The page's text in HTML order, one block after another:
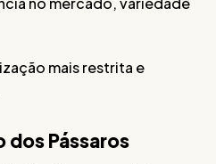
mais restrita e
dos Pássaros